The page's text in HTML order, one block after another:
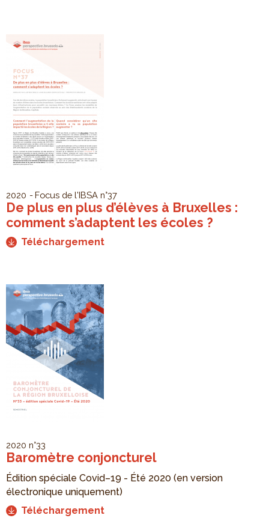
2020 Focus de l'IBSA n°37
De plus en plus d’élèves à Bruxelles :
comment s’adaptent les écoles ?
Téléchargement
2020 n°33
Baromètre conjoncturel
Édition spéciale Covid–19 - Été 2020 (en version
électronique uniquement)
Téléchargement